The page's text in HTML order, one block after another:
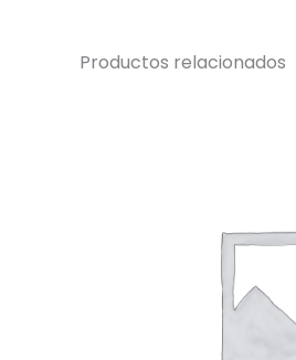
Productos relacionados